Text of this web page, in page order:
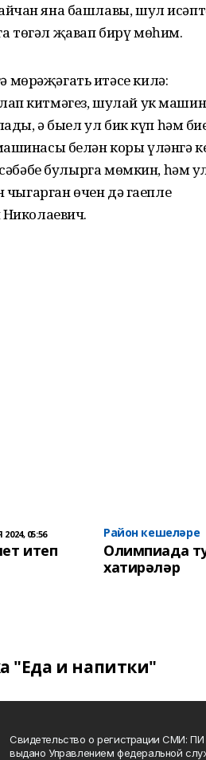
яна башлавы, шул
төгәл җавап бирү мөһим.
итәсе килә:
китмәгез, шулай ук
ә быел ул бик күп һәм
белән коры үләнгә
булырга мөмкин, һәм
чыгарган өчен дә гаепле
05:56
итеп
Район кешеләре
Олимпиада
хатирәләр
"Еда и напитки"
Свидетельство о регистрации СМИ: ПИ
выдано Управлением федеральной